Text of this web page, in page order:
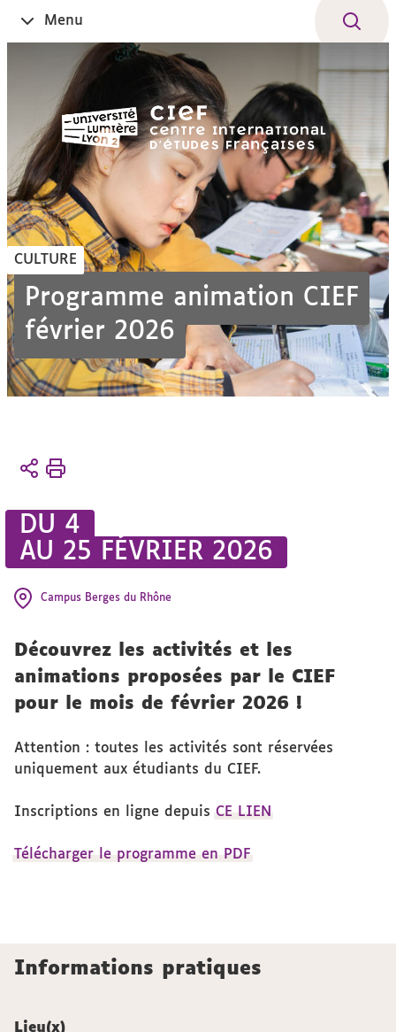
Ouvrir
le
Menu
CULTURE
Programme animation CIEF
février 2026
Vous
Accueil
Animation
Activités
et projets
DU 4
AU 25 FÉVRIER 2026
Campus Berges du Rhône
Découvrez les activités et les
animations proposées par le CIEF
pour le mois de février 2026 !
Attention : toutes les activités sont réservées
uniquement aux étudiants du CIEF.
Inscriptions en ligne depuis CE LIEN
Télécharger le programme en PDF
Informations pratiques
Lieu(x)